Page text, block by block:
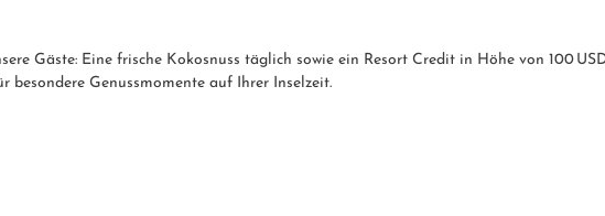
Gäste: Eine frische Kokosnuss täglich sowie ein Resort Credit in Höhe von 100
besondere Genussmomente auf Ihrer Inselzeit.